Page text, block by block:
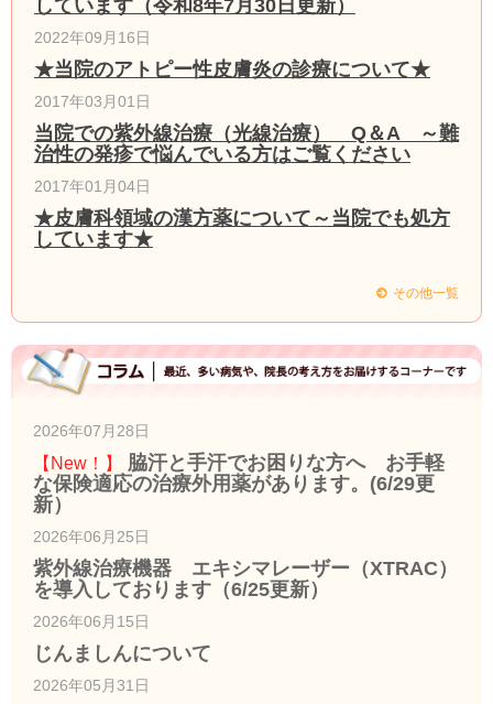
しています（令和8年7月30日更新）
2022年09月16日
★当院のアトピー性皮膚炎の診療について★
2017年03月01日
当院での紫外線治療（光線治療） Q＆A ～難
治性の発疹で悩んでいる方はご覧ください
2017年01月04日
★皮膚科領域の漢方薬について～当院でも処方
しています★
その他一覧
2026年07月28日
【New！】
脇汗と手汗でお困りな方へ お手軽
な保険適応の治療外用薬があります。(6/29更
新）
2026年06月25日
紫外線治療機器 エキシマレーザー（XTRAC）
を導入しております（6/25更新）
2026年06月15日
じんましんについて
2026年05月31日